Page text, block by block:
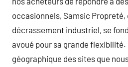
occasionnels, Samsic Propreté,
décrassement industriel, se
avoué pour sa grande
géographique des sites que